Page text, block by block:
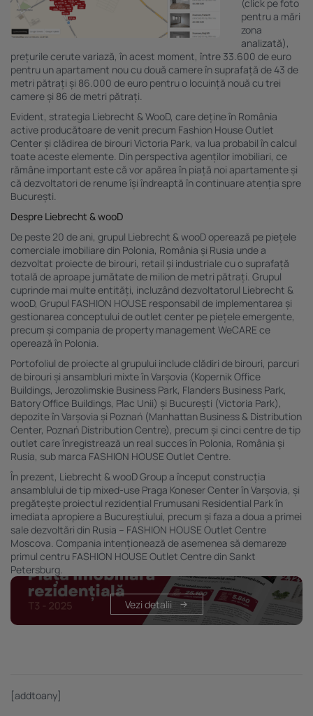
(click pe foto
pentru a mări
zona
analizată),
prețurile cerute variază, în acest moment, între 33.600 de euro
pentru un apartament nou cu două camere în suprafață de 43 de
metri pătrați și 86.000 de euro pentru o locuință nouă cu trei
camere și 86 de metri pătrați.
Evident, strategia Liebrecht & WooD, care deține în România
active producătoare de venit precum Fashion House Outlet
Center și clădirea de birouri Victoria Park, va lua probabil în calcul
toate aceste elemente. Din perspectiva agenților imobiliari, ce
rămâne important este că vor apărea în piață noi apartamente și
că dezvoltatori de renume își îndreaptă în continuare atenția spre
București.
Despre Liebrecht & wooD
De peste 20 de ani, grupul Liebrecht & wooD operează pe piețele
comerciale imobiliare din Polonia, România și Rusia unde a
dezvoltat proiecte de birouri, retail și industriale cu o suprafață
totală de aproape jumătate de milion de metri pătrați. Grupul
cuprinde mai multe entități, incluzând dezvoltatorul Liebrecht &
wooD, Grupul FASHION HOUSE responsabil de implementarea și
gestionarea conceptului de outlet center pe piețele emergente,
precum și compania de property management WeCARE ce
operează în Polonia.
Portofoliul de proiecte al grupului include clădiri de birouri, parcuri
de birouri și ansambluri mixte în Varșovia (Kopernik Office
Buildings, Jerozolimskie Business Park, Flanders Business Park,
Batory Office Buildings, Plac Unii) și București (Victoria Park),
depozite în Varșovia și Poznań (Manhattan Business & Distribution
Center, Poznań Distribution Centre), precum și cinci centre de tip
outlet care înregistrează un real succes în Polonia, România și
Rusia, sub marca FASHION HOUSE Outlet Centre.
În prezent, Liebrecht & wooD Group a început construcția
ansamblului de tip mixed-use Praga Koneser Center în Varșovia, și
pregătește proiectul rezidențial Frumusani Residential Park în
imediata apropiere a Bucureștiului, precum și faza a doua a primei
sale dezvoltări din Rusia – FASHION HOUSE Outlet Centre
Moscova. Compania intenționează de asemenea să demareze
primul centru FASHION HOUSE Outlet Centre din Sankt
Petersburg.
Vezi detalii
[addtoany]